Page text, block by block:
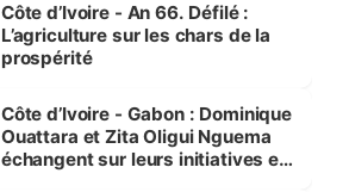
Côte d’Ivoire - An 66. Défilé :
L’agriculture sur les chars de la
prospérité
Côte d’Ivoire - Gabon : Dominique
Ouattara et Zita Oligui Nguema
échangent sur leurs initiatives en